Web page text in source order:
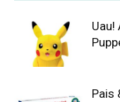
Uau!
Pais